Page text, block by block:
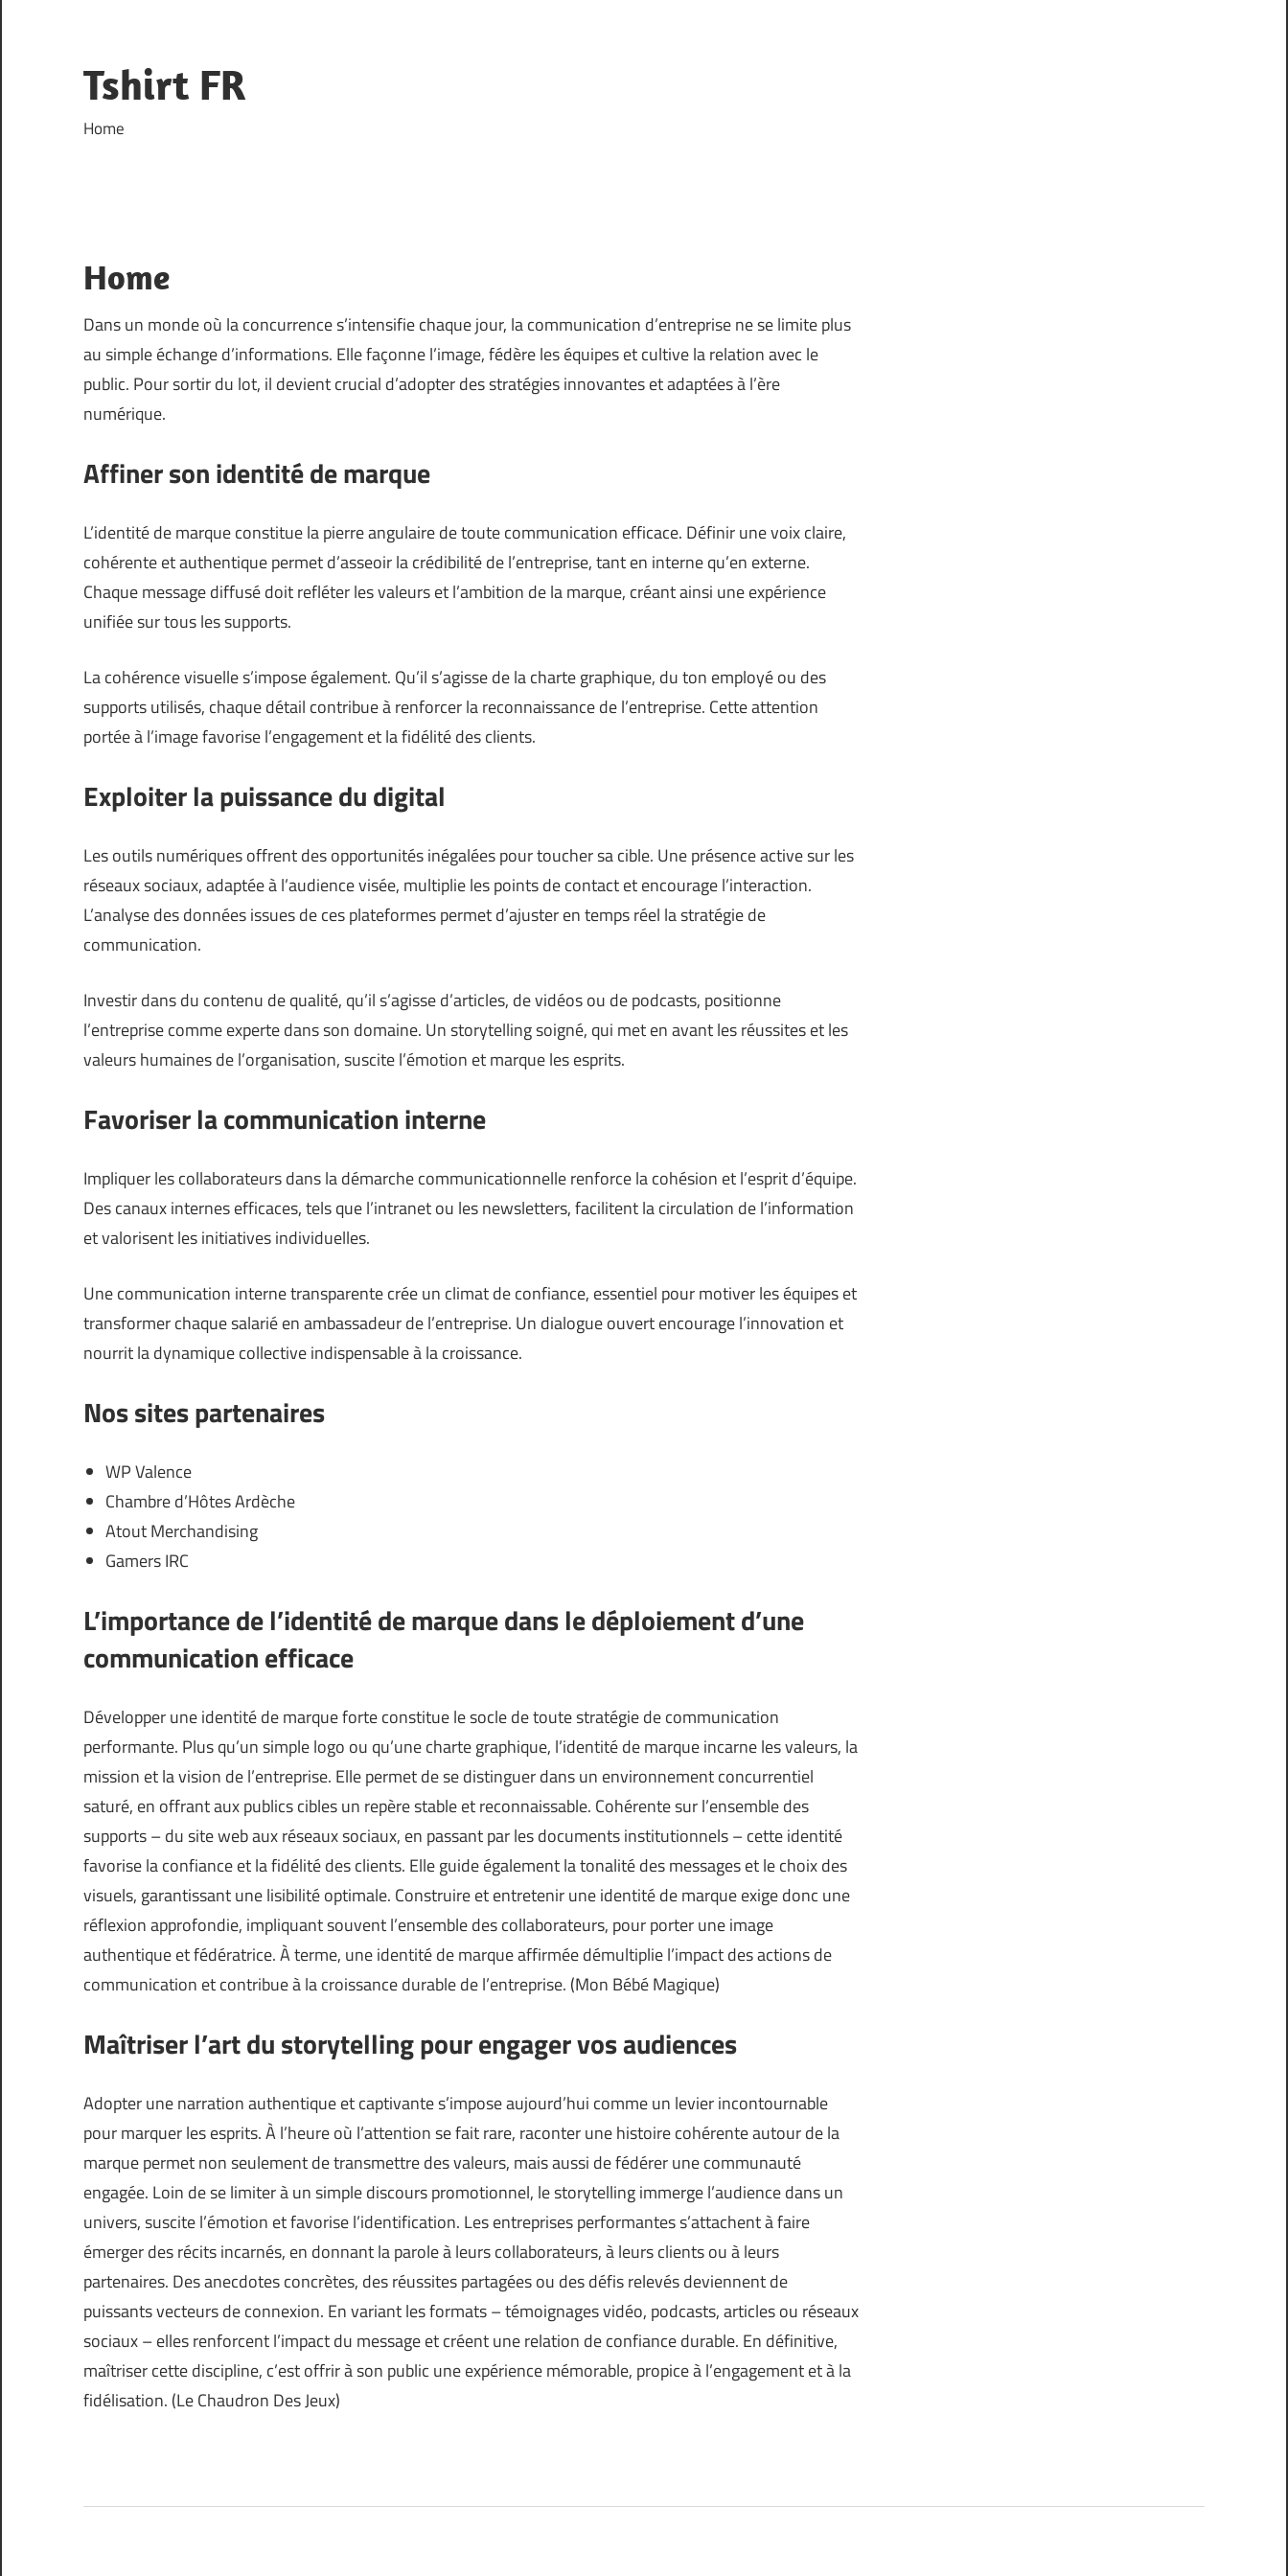
content
Tshirt FR
Home
Home
Dans un monde où la concurrence s’intensifie chaque jour, la communication d’entreprise ne se limite plus
au simple échange d’informations. Elle façonne l’image, fédère les équipes et cultive la relation avec le
public. Pour sortir du lot, il devient crucial d’adopter des stratégies innovantes et adaptées à l’ère
numérique.
Affiner son identité de marque
L’identité de marque constitue la pierre angulaire de toute communication efficace. Définir une voix claire,
cohérente et authentique permet d’asseoir la crédibilité de l’entreprise, tant en interne qu’en externe.
Chaque message diffusé doit refléter les valeurs et l’ambition de la marque, créant ainsi une expérience
unifiée sur tous les supports.
La cohérence visuelle s’impose également. Qu’il s’agisse de la charte graphique, du ton employé ou des
supports utilisés, chaque détail contribue à renforcer la reconnaissance de l’entreprise. Cette attention
portée à l’image favorise l’engagement et la fidélité des clients.
Exploiter la puissance du digital
Les outils numériques offrent des opportunités inégalées pour toucher sa cible. Une présence active sur les
réseaux sociaux, adaptée à l’audience visée, multiplie les points de contact et encourage l’interaction.
L’analyse des données issues de ces plateformes permet d’ajuster en temps réel la stratégie de
communication.
Investir dans du contenu de qualité, qu’il s’agisse d’articles, de vidéos ou de podcasts, positionne
l’entreprise comme experte dans son domaine. Un storytelling soigné, qui met en avant les réussites et les
valeurs humaines de l’organisation, suscite l’émotion et marque les esprits.
Favoriser la communication interne
Impliquer les collaborateurs dans la démarche communicationnelle renforce la cohésion et l’esprit d’équipe.
Des canaux internes efficaces, tels que l’intranet ou les newsletters, facilitent la circulation de l’information
et valorisent les initiatives individuelles.
Une communication interne transparente crée un climat de confiance, essentiel pour motiver les équipes et
transformer chaque salarié en ambassadeur de l’entreprise. Un dialogue ouvert encourage l’innovation et
nourrit la dynamique collective indispensable à la croissance.
Nos sites partenaires
WP Valence
Chambre d’Hôtes Ardèche
Atout Merchandising
Gamers IRC
L’importance de l’identité de marque dans le déploiement d’une
communication efficace
Développer une identité de marque forte constitue le socle de toute stratégie de communication
performante. Plus qu’un simple logo ou qu’une charte graphique, l’identité de marque incarne les valeurs, la
mission et la vision de l’entreprise. Elle permet de se distinguer dans un environnement concurrentiel
saturé, en offrant aux publics cibles un repère stable et reconnaissable. Cohérente sur l’ensemble des
supports – du site web aux réseaux sociaux, en passant par les documents institutionnels – cette identité
favorise la confiance et la fidélité des clients. Elle guide également la tonalité des messages et le choix des
visuels, garantissant une lisibilité optimale. Construire et entretenir une identité de marque exige donc une
réflexion approfondie, impliquant souvent l’ensemble des collaborateurs, pour porter une image
authentique et fédératrice. À terme, une identité de marque affirmée démultiplie l’impact des actions de
communication et contribue à la croissance durable de l’entreprise. (Mon Bébé Magique)
Maîtriser l’art du storytelling pour engager vos audiences
Adopter une narration authentique et captivante s’impose aujourd’hui comme un levier incontournable
pour marquer les esprits. À l’heure où l’attention se fait rare, raconter une histoire cohérente autour de la
marque permet non seulement de transmettre des valeurs, mais aussi de fédérer une communauté
engagée. Loin de se limiter à un simple discours promotionnel, le storytelling immerge l’audience dans un
univers, suscite l’émotion et favorise l’identification. Les entreprises performantes s’attachent à faire
émerger des récits incarnés, en donnant la parole à leurs collaborateurs, à leurs clients ou à leurs
partenaires. Des anecdotes concrètes, des réussites partagées ou des défis relevés deviennent de
puissants vecteurs de connexion. En variant les formats – témoignages vidéo, podcasts, articles ou réseaux
sociaux – elles renforcent l’impact du message et créent une relation de confiance durable. En définitive,
maîtriser cette discipline, c’est offrir à son public une expérience mémorable, propice à l’engagement et à la
fidélisation. (Le Chaudron Des Jeux)